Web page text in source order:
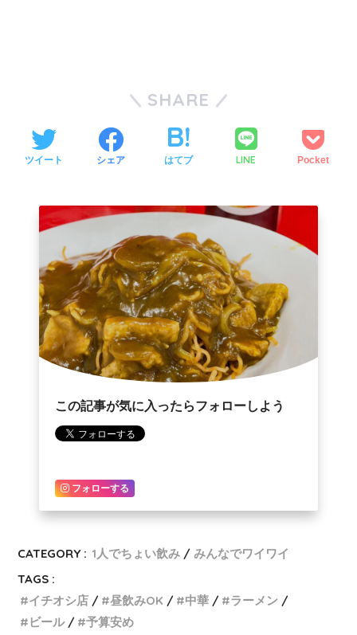
SHARE
ツイート シェア はてブ LINE Pocket
この記事が気に入ったらフォローしよう
フォローする
CATEGORY : 1人でちょい飲み
みんなでワイワイ
TAGS :
イチオシ店
昼飲みOK 中華
ラーメン
ビール
予算安め